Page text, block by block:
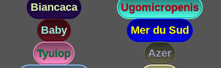
Biancaca
Ugomicropenis
Baby
Mer du Sud
Tyuiop
Azer